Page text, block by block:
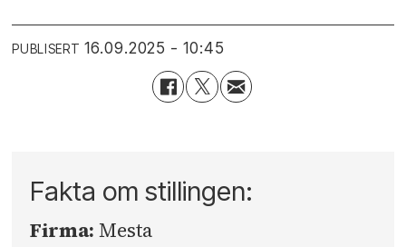
PUBLISERT 16.09.2025 - 10:45
Fakta om stillingen:
Firma: Mesta